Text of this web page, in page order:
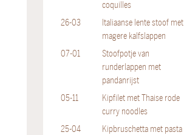
coquilles
26-03
Italiaanse lente stoof met
magere kalfslappen
07-01
Stoofpotje van
runderlappen met
pandanrijst
05-11
Kipfilet met Thaise rode
curry noodles
25-04
Kipbruschetta met pasta